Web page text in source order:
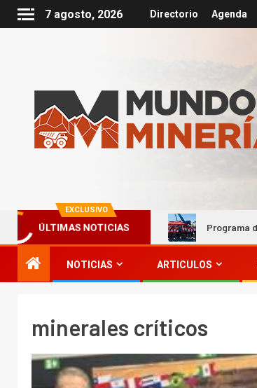
7 agosto, 2026 Directorio Agenda
EXCLUSIVO
ÚLTIMAS NOTICIAS
empresarial Programa de Capacitación
NOTICIAS ARTICULOS
minerales críticos